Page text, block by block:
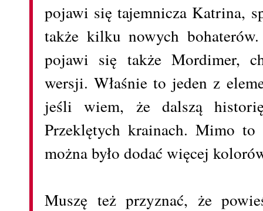
pojawi się tajemnicza Katrina,
także kilku nowych
pojawi się także Mordimer,
wersji. Właśnie to jeden z
jeśli wiem, że dalszą
Przeklętych krainach. Mimo
można było dodać więcej
Muszę też przyznać, że